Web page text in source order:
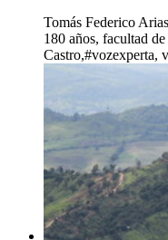
Tomás Federico
180 años, facultad
Castro,#vozexperta,